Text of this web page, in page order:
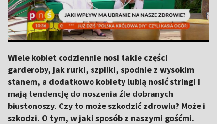
Wiele kobiet codziennie nosi takie części
garderoby, jak rurki, szpilki, spodnie z wysokim
stanem, a dodatkowo kobiety lubią nosić stringi i
mają tendencję do noszenia źle dobranych
biustonoszy. Czy to może szkodzić zdrowiu? Może i
szkodzi. O tym, w jaki sposób z naszymi gośćmi.